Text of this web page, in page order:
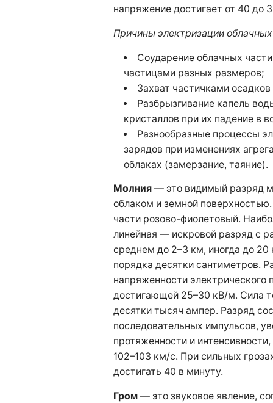
напряжение достигает от 40 до
Причины электризации
Соударение облачных
частицами разных размеров;
Захват частичками
Разбрызгивание капель
кристаллов при их падение в
Разнообразные процессы
зарядов при изменениях
облаках (замерзание, таяние).
Молния— это видимый разряд
облаком и земной
части розово-фиолетовый.
линейная — искровой разряд с
среднем до 2–3 км, иногда до
порядка десятки сантиметров.
напряженности электрического
достигающей 25–30 кВ/м. Сила
десятки тысяч ампер. Разряд
последовательных импульсов,
протяженности и
102–103 км/с. При сильных
достигать 40 в минуту.
Гром— это звуковое явление,